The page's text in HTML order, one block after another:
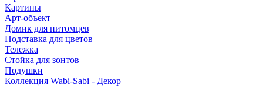
Картины
Арт-объект
Домик для питомцев
Подставка для цветов
Тележка
Стойка для зонтов
Подушки
Коллекция Wabi-Sabi - Декор